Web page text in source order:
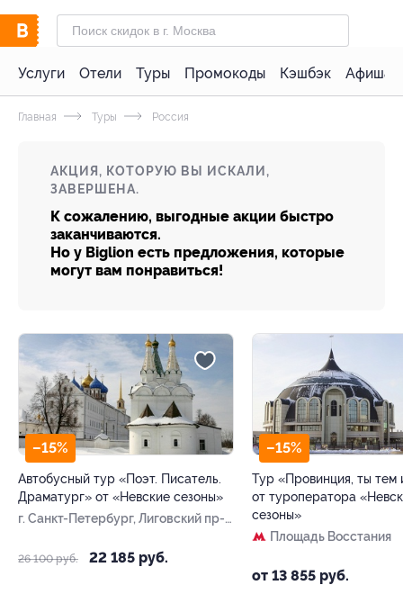
Услуги Отели Туры Промокоды Кэшбэк Афиша
Главная Туры Россия
АКЦИЯ, КОТОРУЮ ВЫ ИСКАЛИ,
ЗАВЕРШЕНА.
К сожалению, выгодные акции быстро
заканчиваются.
Но у Biglion есть предложения, которые
могут вам понравиться!
–15%
Автобусный тур «Поэт. Писатель.
Драматург» от «Невские сезоны»
г. Санкт-Петербург, Лиговский пр-т,
26 100 руб. 22 185 руб.
–15%
Тур «Провинция, ты тем
от туроператора
сезоны»
Площадь Восстания
от 13 855 руб.